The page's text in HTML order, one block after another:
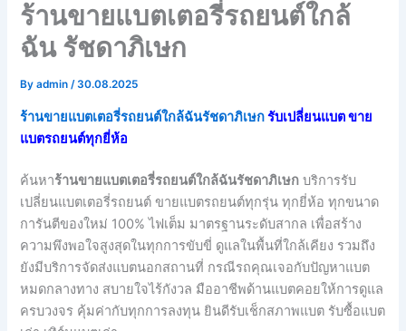
ร้านขายแบตเตอรี่รถยนต์ใกล้
ฉัน รัชดาภิเษก
Byadmin/30.08.2025
ร้านขายแบตเตอรี่รถยนต์ใกล้ฉันรัชดาภิเษกรับเปลี่ยนแบต ขาย
แบตรถยนต์ทุกยี่ห้อ
ค้นหาร้านขายแบตเตอรี่รถยนต์ใกล้ฉันรัชดาภิเษก บริการรับ
เปลี่ยนแบตเตอรี่รถยนต์ ขายแบตรถยนต์ทุกรุ่น ทุกยี่ห้อ ทุกขนาด
การันตีของใหม่ 100% ไฟเต็ม มาตรฐานระดับสากล เพื่อสร้าง
ความพึงพอใจสูงสุดในทุกการขับขี่ ดูแลในพื้นที่ใกล้เคียง รวมถึง
ยังมีบริการจัดส่งแบตนอกสถานที่ กรณีรถคุณเจอกับปัญหาแบต
หมดกลางทาง สบายใจไร้กังวล มืออาชีพด้านแบตคอยให้การดูแล
ครบวงจร คุ้มค่ากับทุกการลงทุน ยินดีรับเช็กสภาพแบต รับซื้อแบต